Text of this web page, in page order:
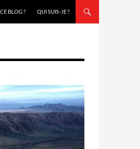
BLOG ? QUI SUIS-JE ?